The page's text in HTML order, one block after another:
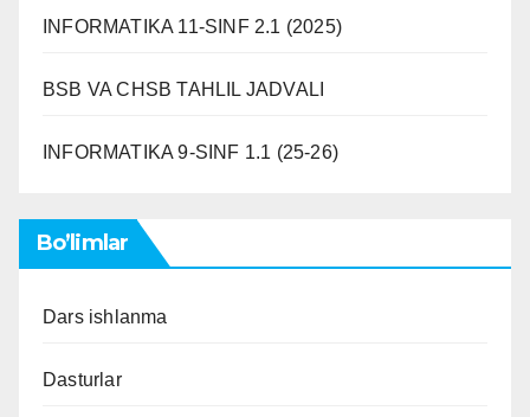
INFORMATIKA 11-SINF 2.1 (2025)
BSB VA CHSB TAHLIL JADVALI
INFORMATIKA 9-SINF 1.1 (25-26)
Bo’limlar
Dars ishlanma
Dasturlar